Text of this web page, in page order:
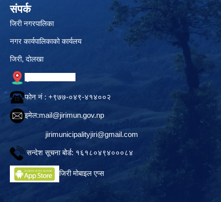
संपर्क
जिरी नगरपालिका
नगर कार्यपालिकाको कार्यलय
जिरी, दोलखा
फोन नं‍ : +९७७-०४९-४१४००२
इमेल:mail@jirimun.gov.np
jirimunicipalityjiri@gmail.com
सन्देश सूचना बोर्ड: १६१८०४९४०००८४
जिरी मोबाइल एप्स